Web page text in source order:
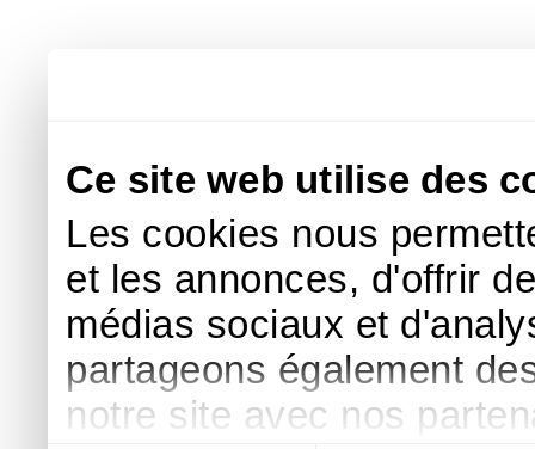
Ce site web utilise des
Les cookies nous
et les annonces, d'offrir
médias sociaux et
partageons également
notre site avec nos